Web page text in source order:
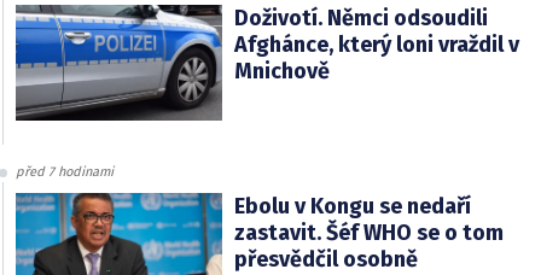
Doživotí. Němci odsoudili
Afghánce, který loni vraždil v
Mnichově
před 7 hodinami
Ebolu v Kongu se nedaří
zastavit. Šéf WHO se o tom
přesvědčil osobně